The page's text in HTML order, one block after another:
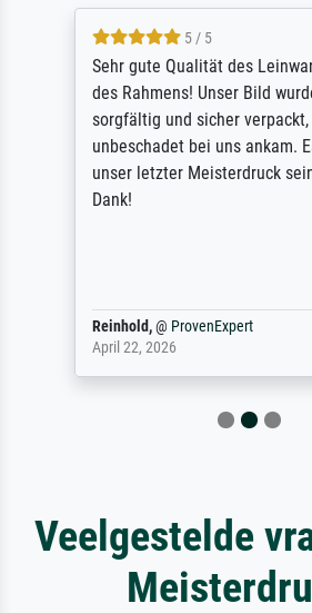
5 / 5
Sehr gute Qualität des
des Rahmens! Unser Bild
sorgfältig und sicher verpackt,
unbeschadet bei uns ankam.
unser letzter Meisterdruck
Dank!
Reinhold,@ ProvenExpert
April 22, 2026
Veelgestelde